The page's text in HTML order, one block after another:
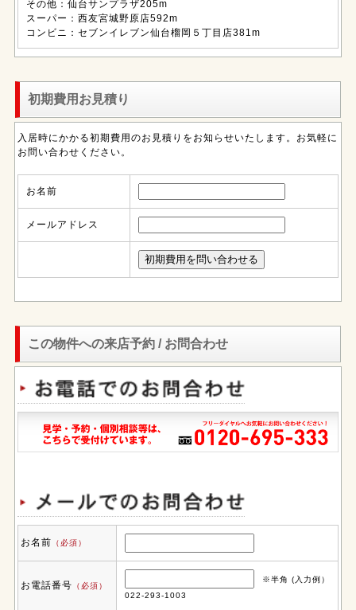
その他：仙台サンプラザ205m
スーパー：西友宮城野原店592m
コンビニ：セブンイレブン仙台榴岡５丁目店381m
初期費用お見積り
入居時にかかる初期費用のお見積りをお知らせいたします。お気軽に
お問い合わせください。
お名前
メールアドレス
この物件への来店予約 / お問合わせ
お名前 （必須）
お電話番号 （必須）
※半角 (入力例）
022-293-1003